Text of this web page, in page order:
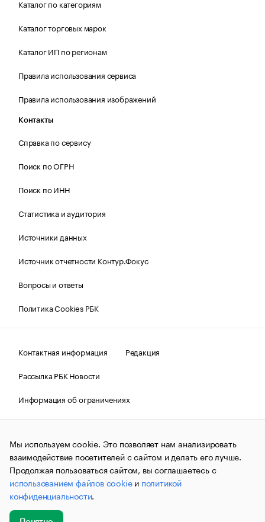
Каталог по категориям
Каталог торговых марок
Каталог ИП по регионам
Правила использования сервиса
Правила использования изображений
Контакты
Справка по сервису
Поиск по ОГРН
Поиск по ИНН
Статистика и аудитория
Источники данных
Источник отчетности Контур.Фокус
Вопросы и ответы
Политика Cookies РБК
Контактная информация
Редакция
Рассылка РБК Новости
Информация об ограничениях
Правовая информация
О соблюдении авторских прав
© АО «РОСБИЗНЕСКОНСАЛТИНГ»,1995–2026.Сообщения
и материалы информационного агентства «РБК»
(зарегистрировано Федеральной службой по надзору в сфере
связи, информационных технологий и массовых
коммуникаций (Роскомнадзор) 09.12.2015 за номером ИА
№ФС77-63848) сопровождаются пометкой «РБК». Отдельные
публикации могут содержать информацию,
не предназначенную для пользователей
Мы используем cookie. Это позволяет нам анализировать
взаимодействие посетителей с сайтом и делать его лучше.
Продолжая пользоваться сайтом, вы соглашаетесь с
использованием файлов cookieи политикой
конфиденциальности.